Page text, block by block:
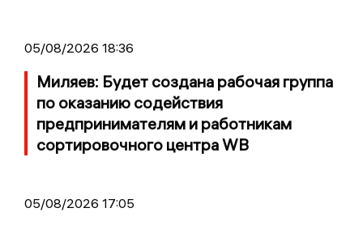
05/08/2026 18:36
Миляев: Будет создана рабочая группа
по оказанию содействия
предпринимателям и работникам
сортировочного центра WB
05/08/2026 17:05